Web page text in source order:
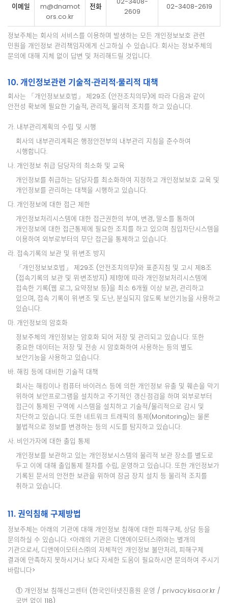
이메일
m@dnamot
ors.co.kr
전화
2609
02-3408-2619
정보주체는 회사의 서비스를 이용하며 발생하는 모든 개인정보보호 관련
민원을 개인정보 관리책임자에게 신고하실 수 있습니다. 회사는 정보주체의
문의에 대해 지체 없이 답변 및 처리해드릴 것입니다.
10. 개인정보관련 기술적·관리적·물리적 대책
회사는 「개인정보보호법」 제29조 (안전조치의무)에 따라 다음과 같이
안전성 확보에 필요한 기술적, 관리적, 물리적 조치를 하고 있습니다.
가. 내부관리계획의 수립 및 시행
회사의 내부관리계획은 행정안전부의 내부관리 지침을 준수하여
시행합니다.
나. 개인정보 취급 담당자의 최소화 및 교육
개인정보를 취급하는 담당자를 최소화하여 지정하고 개인정보보호 교육 및
개인정보를 관리하는 대책을 시행하고 있습니다.
다. 개인정보에 대한 접근 제한
개인정보처리시스템에 대한 접근권한의 부여, 변경, 말소를 통하여
개인정보에 대한 접근통제에 필요한 조치를 하고 있으며 침입차단시스템을
이용하여 외부로부터의 무단 접근을 통제하고 있습니다.
라. 접속기록의 보관 및 위·변조 방지
「개인정보보호법」 제29조 (안전조치의무)와 표준지침 및 고시 제8조
(접속기록의 보관 및 위·변조방지) 제1항에 따라 개인정보처리시스템에
접속한 기록(웹 로그, 요약정보 등)을 최소 6개월 이상 보관, 관리하고
있으며, 접속 기록이 위·변조 및 도난, 분실되지 않도록 보안기능을 사용하고
있습니다.
마. 개인정보의 암호화
정보주체의 개인정보는 암호화 되어 저장 및 관리되고 있습니다. 또한
중요한 데이터는 저장 및 전송 시 암호화하여 사용하는 등의 별도
보안기능을 사용하고 있습니다.
바. 해킹 등에 대비한 기술적 대책
회사는 해킹이나 컴퓨터 바이러스 등에 의한 개인정보 유출 및 훼손을 막기
위하여 보안프로그램을 설치하고 주기적인 갱신·점검을 하며 외부로부터
접근이 통제된 구역에 시스템을 설치하고 기술적/물리적으로 감시 및
차단하고 있습니다. 또한 네트워크 트래픽의 통제(Monitoring)는 물론
불법적으로 정보를 변경하는 등의 시도를 탐지하고 있습니다.
사. 비인가자에 대한 출입 통제
개인정보를 보관하고 있는 개인정보시스템의 물리적 보관 장소를 별도로
두고 이에 대해 출입통제 절차를 수립, 운영하고 있습니다. 또한 개인정보가
기록된 문서의 안전한 보관을 위하여 잠금 장치 설치 등 물리적 조치를
취하고 있습니다.
11. 권익침해 구제방법
정보주체는 아래의 기관에 대해 개인정보 침해에 대한 피해구제, 상담 등을
문의하실 수 있습니다. <아래의 기관은 디앤에이모터스㈜와는 별개의
기관으로서, 디앤에이모터스㈜의 자체적인 개인정보 불만처리, 피해구제
결과에 만족하지 못하시거나 보다 자세한 도움이 필요하시면 문의하여 주시기
바랍니다>
① 개인정보 침해신고센터 (한국인터넷진흥원 운영 / privacy.kisa.or.kr /
국번 없이 118)